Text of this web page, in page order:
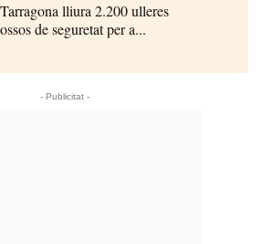
lliura 2.200 ulleres
de seguretat per a...
- Publicitat -